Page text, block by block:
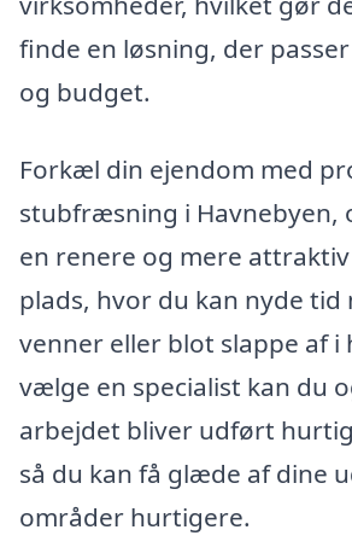
finde en løsning, der
og budget.
Forkæl din ejendom med
stubfræsning i Havnebyen,
en renere og mere
plads, hvor du kan nyde tid
venner eller blot slappe af i
vælge en specialist kan du
arbejdet bliver udført
så du kan få glæde af dine
områder hurtigere.